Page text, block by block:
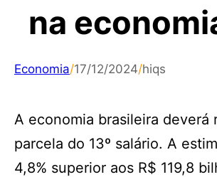
na
Economia/17/12/2024/hiqs
A economia brasileira deverá
parcela do 13º salário. A
4,8% superior aos R$ 119,8